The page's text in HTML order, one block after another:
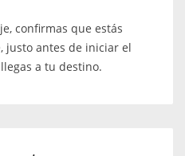
confirmas que estás
justo antes de iniciar el
a tu destino.